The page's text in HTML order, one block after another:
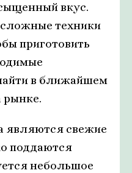
вкус.
техники
приготовить
в ближайшем
рынке.
являются свежие
поддаются
небольшое